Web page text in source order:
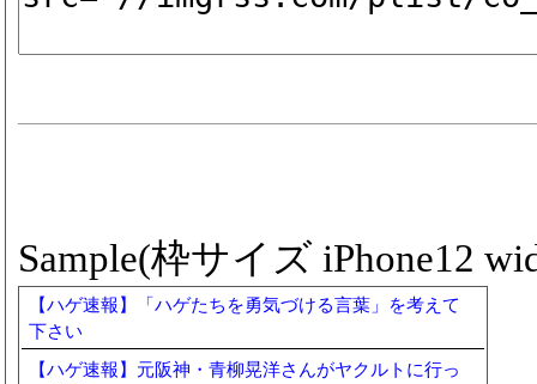
Sample(枠サイズ iPhone12
【ハゲ速報】「ハゲたちを勇気づける言葉」を考えて
下さい
【ハゲ速報】元阪神・青柳晃洋さんがヤクルトに行っ